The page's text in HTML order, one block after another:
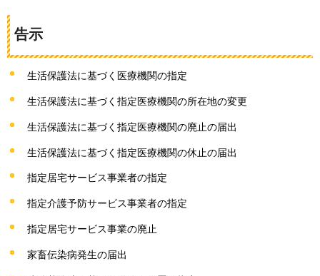
告示
生活保護法に基づく医療機関の指定
生活保護法に基づく指定医療機関の所在地の変更
生活保護法に基づく指定医療機関の廃止の届出
生活保護法に基づく指定医療機関の休止の届出
指定居宅サービス事業者の指定
指定介護予防サービス事業者の指定
指定居宅サービス事業の廃止
家畜伝染病発生の届出